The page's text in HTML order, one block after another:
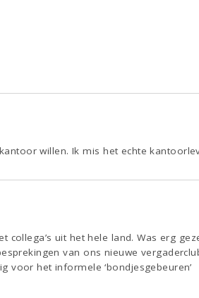
willen. Ik mis het echte
uit het hele land. Was erg
van ons nieuwe
voor het informele ‘bondjesgebeuren’